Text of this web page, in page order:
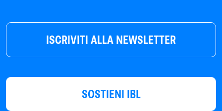
ISCRIVITI ALLA NEWSLETTER
SOSTIENI IBL